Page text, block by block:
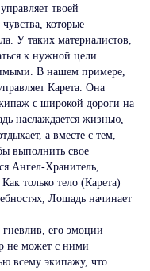
твоей
которые
У таких материалистов,
к нужной цели.
В нашем примере,
Карета. Она
с широкой дороги на
наслаждается жизнью,
а вместе с тем,
выполнить свое
Ангел-Хранитель,
только тело (Карета)
Лошадь начинает
гневлив, его эмоции
не может с ними
всему экипажу, что